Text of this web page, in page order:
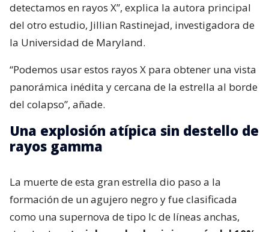
detectamos en rayos X”, explica la autora principal
del otro estudio, Jillian Rastinejad, investigadora de
la Universidad de Maryland.
“Podemos usar estos rayos X para obtener una vista
panorámica inédita y cercana de la estrella al borde
del colapso”, añade.
Una explosión atípica sin destello de
rayos gamma
La muerte de esta gran estrella dio paso a la
formación de un agujero negro y fue clasificada
como una supernova de tipo Ic de líneas anchas,